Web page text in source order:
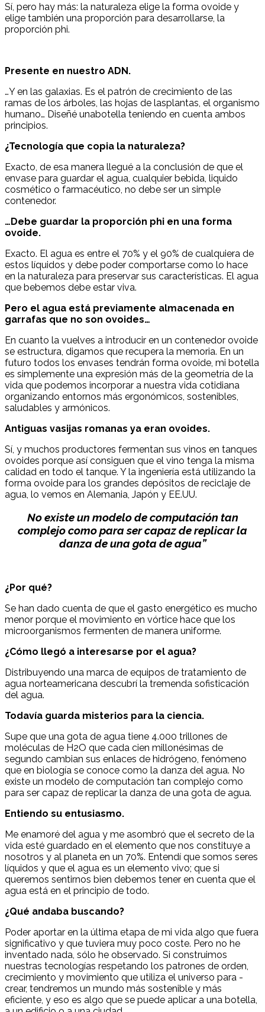
Sí, pero hay más: la naturaleza elige la forma ovoide y
elige también una proporción para desarrollarse, la
proporción phi.
Presente en nuestro ADN.
…Y en las galaxias. Es el patrón de crecimiento de las
ramas de los árboles, las hojas de lasplantas, el organismo
humano… Diseñé unabotella teniendo en cuenta ambos
principios.
¿Tecnología que copia la naturaleza?
Exacto, de esa manera llegué a la conclusión de que el
envase para guardar el agua, cualquier bebida, liquido
cosmético o farmacéutico, no debe ser un simple
contenedor.
…Debe guardar la proporción phi en una forma
ovoide.
Exacto. El agua es entre el 70% y el 90% de cualquiera de
estos líquidos y debe poder comportarse como lo hace
en la naturaleza para preservar sus características. El agua
que bebemos debe estar viva.
Pero el agua está previamente almacenada en
garrafas que no son ovoides…
En cuanto la vuelves a introducir en un contenedor ovoide
se estructura, digamos que recupera la memoria. En un
futuro todos los envases tendrán forma ovoide, mi botella
es simplemente una expresión más de la geometría de la
vida que podemos incorporar a nuestra vida cotidiana
organizando entornos más ergonómicos, sostenibles,
saludables y armónicos.
Antiguas vasijas romanas ya eran ovoides.
Sí, y muchos productores fermentan sus vinos en tanques
ovoides porque así consiguen que el vino tenga la misma
calidad en todo el tanque. Y la ingeniería está utilizando la
forma ovoide para los grandes depósitos de reciclaje de
agua, lo vemos en Alemania, Japón y EE.UU.
No existe un modelo de computación tan
complejo como para ser capaz de replicar la
danza de una gota de agua”
¿Por qué?
Se han dado cuenta de que el gasto energético es mucho
menor porque el movimiento en vórtice hace que los
microorganismos fermenten de manera uniforme.
¿Cómo llegó a interesarse por el agua?
Distribuyendo una marca de equipos de tratamiento de
agua norteamericana descubrí la tremenda sofisticación
del agua.
Todavía guarda misterios para la ciencia.
Supe que una gota de agua tiene 4.000 trillones de
moléculas de H2O que cada cien millonésimas de
segundo cambian sus enlaces de hidrógeno, fenómeno
que en biología se conoce como la danza del agua. No
existe un modelo de computación tan complejo como
para ser capaz de replicar la danza de una gota de agua.
Entiendo su entusiasmo.
Me enamoré del agua y me asombró que el secreto de la
vida esté guardado en el elemento que nos constituye a
nosotros y al planeta en un 70%. Entendí que somos seres
líquidos y que el agua es un elemento vivo; que si
queremos sentirnos bien debemos tener en cuenta que el
agua está en el principio de todo.
¿Qué andaba buscando?
Poder aportar en la última etapa de mi vida algo que fuera
significativo y que tuviera muy poco coste. Pero no he
inventado nada, sólo he observado. Si construimos
nuestras tecnologías respetando los patrones de orden,
crecimiento y movimiento que utiliza el universo para ­
crear, tendremos un mundo más sostenible y más
eficiente, y eso es algo que se puede aplicar a una botella,